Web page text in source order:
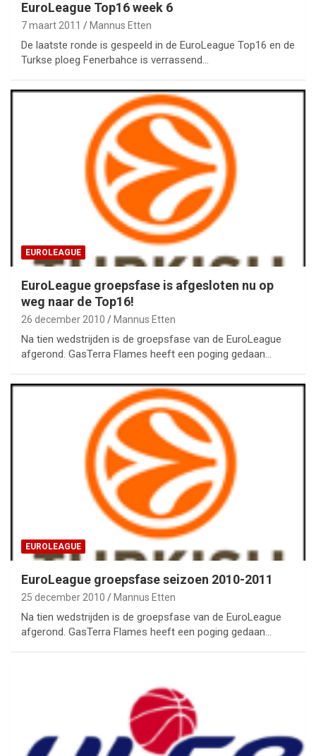
EuroLeague Top16 week 6
7 maart 2011 Mannus Etten
De laatste ronde is gespeeld in de EuroLeague Top16 en de
Turkse ploeg Fenerbahce is verrassend…
EUROLEAGUE
EuroLeague groepsfase is afgesloten nu op
weg naar de Top16!
26 december 2010 Mannus Etten
Na tien wedstrijden is de groepsfase van de EuroLeague
afgerond. GasTerra Flames heeft een poging gedaan…
EUROLEAGUE
EuroLeague groepsfase seizoen 2010-2011
25 december 2010 Mannus Etten
Na tien wedstrijden is de groepsfase van de EuroLeague
afgerond. GasTerra Flames heeft een poging gedaan…